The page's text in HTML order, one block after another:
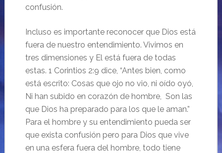
confusión.
Incluso es importante reconocer que Dios está
fuera de nuestro entendimiento. Vivimos en
tres dimensiones y El está fuera de todas
estas. 1 Corintios 2:9 dice, “Antes bien, como
está escrito: Cosas que ojo no vio, ni oído oyó,
Ni han subido en corazón de hombre, Son las
que Dios ha preparado para los que le aman.”
Para el hombre y su entendimiento pueda ser
que exista confusión pero para Dios que vive
en una esfera fuera del hombre, todo tiene